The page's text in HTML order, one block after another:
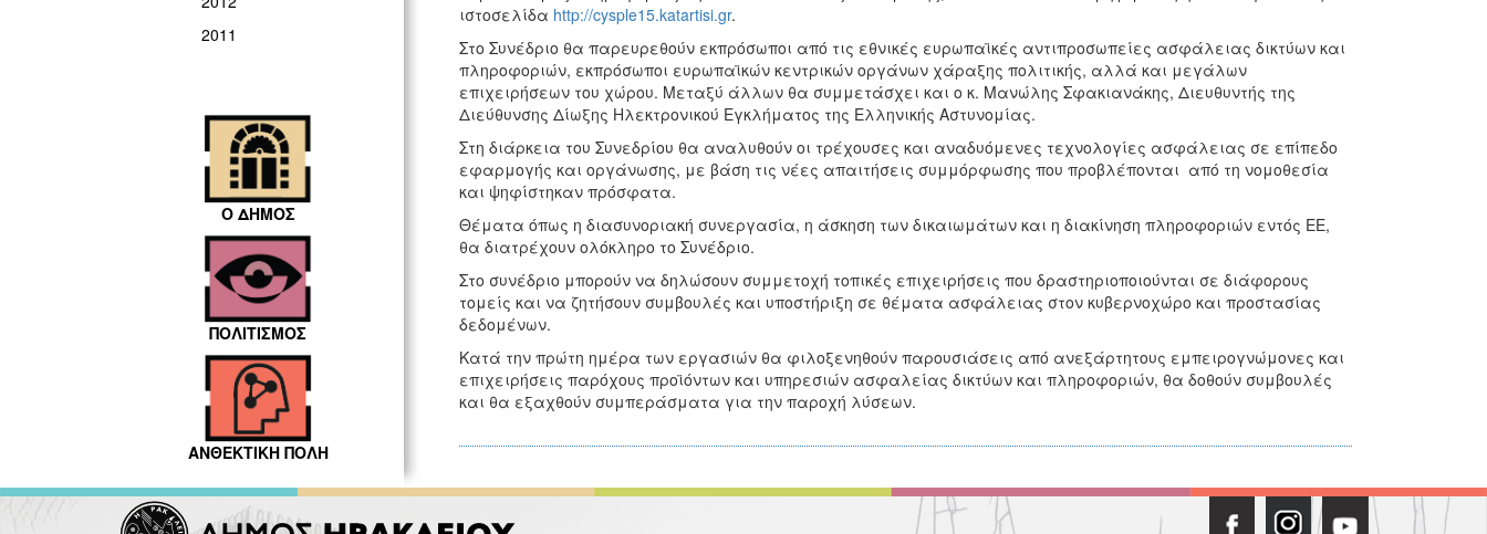
2011
Ο ΔΗΜΟΣ
ΠΟΛΙΤΙΣΜΟΣ
ΑΝΘΕΚΤΙΚΗ ΠΟΛΗ
ιστοσελίδα http://cysple15.katartisi.gr.
Στο Συνέδριο θα παρευρεθούν εκπρόσωποι από τις εθνικές ευρωπαϊκές αντιπροσωπείες ασφάλειας δικτύων και
πληροφοριών, εκπρόσωποι ευρωπαϊκών κεντρικών οργάνων χάραξης πολιτικής, αλλά και μεγάλων
επιχειρήσεων του χώρου. Μεταξύ άλλων θα συμμετάσχει και ο κ. Μανώλης Σφακιανάκης, Διευθυντής της
Διεύθυνσης Δίωξης Ηλεκτρονικού Εγκλήματος της Ελληνικής Αστυνομίας.
Στη διάρκεια του Συνεδρίου θα αναλυθούν οι τρέχουσες και αναδυόμενες τεχνολογίες ασφάλειας σε επίπεδο
εφαρμογής και οργάνωσης, με βάση τις νέες απαιτήσεις συμμόρφωσης που προβλέπονται από τη νομοθεσία
και ψηφίστηκαν πρόσφατα.
Θέματα όπως η διασυνοριακή συνεργασία, η άσκηση των δικαιωμάτων και η διακίνηση πληροφοριών εντός ΕΕ,
θα διατρέχουν ολόκληρο το Συνέδριο.
Στο συνέδριο μπορούν να δηλώσουν συμμετοχή τοπικές επιχειρήσεις που δραστηριοποιούνται σε διάφορους
τομείς και να ζητήσουν συμβουλές και υποστήριξη σε θέματα ασφάλειας στον κυβερνοχώρο και προστασίας
δεδομένων.
Κατά την πρώτη ημέρα των εργασιών θα φιλοξενηθούν παρουσιάσεις από ανεξάρτητους εμπειρογνώμονες και
επιχειρήσεις παρόχους προϊόντων και υπηρεσιών ασφαλείας δικτύων και πληροφοριών, θα δοθούν συμβουλές
και θα εξαχθούν συμπεράσματα για την παροχή λύσεων.